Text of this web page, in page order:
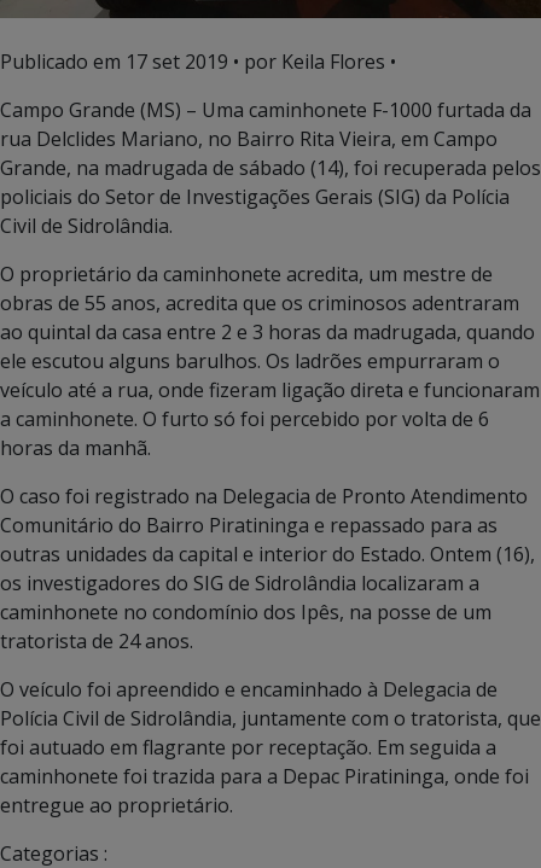
Publicado em 17 set 2019 • por Keila Flores •
Campo Grande (MS) – Uma caminhonete F-1000 furtada da
rua Delclides Mariano, no Bairro Rita Vieira, em Campo
Grande, na madrugada de sábado (14), foi recuperada pelos
policiais do Setor de Investigações Gerais (SIG) da Polícia
Civil de Sidrolândia.
O proprietário da caminhonete acredita, um mestre de
obras de 55 anos, acredita que os criminosos adentraram
ao quintal da casa entre 2 e 3 horas da madrugada, quando
ele escutou alguns barulhos. Os ladrões empurraram o
veículo até a rua, onde fizeram ligação direta e funcionaram
a caminhonete. O furto só foi percebido por volta de 6
horas da manhã.
O caso foi registrado na Delegacia de Pronto Atendimento
Comunitário do Bairro Piratininga e repassado para as
outras unidades da capital e interior do Estado. Ontem (16),
os investigadores do SIG de Sidrolândia localizaram a
caminhonete no condomínio dos Ipês, na posse de um
tratorista de 24 anos.
O veículo foi apreendido e encaminhado à Delegacia de
Polícia Civil de Sidrolândia, juntamente com o tratorista, que
foi autuado em flagrante por receptação. Em seguida a
caminhonete foi trazida para a Depac Piratininga, onde foi
entregue ao proprietário.
Categorias :